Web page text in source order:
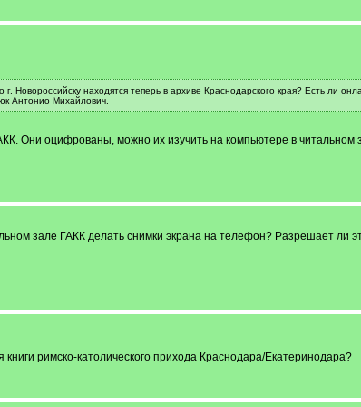
Новороссийску находятся теперь в архиве Краснодарского края? Есть ли
Антонио Михайлович.
Они оцифрованы, можно их изучить на компьютере в читальном
зале ГАКК делать снимки экрана на телефон? Разрешает ли
книги римско-католического прихода Краснодара/Екатеринодара?